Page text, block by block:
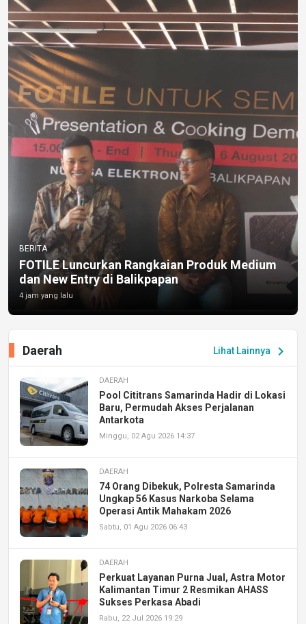
BERITA
FOTILE Luncurkan Rangkaian Produk Medium
dan New Entry di Balikpapan
4 jam yang lalu
Lihat Lainnya chevron_right
Daerah
DAERAH
Pool Cititrans Samarinda Hadir di Lokasi
Baru, Permudah Akses Perjalanan
Antarkota
Minggu, 02 Agu 2026 14:37
DAERAH
74 Orang Dibekuk, Polresta Samarinda
Ungkap 56 Kasus Narkoba Selama
Operasi Antik Mahakam 2026
Sabtu, 01 Agu 2026 06:43
DAERAH
Perkuat Layanan Purna Jual, Astra Motor
Kalimantan Timur 2 Resmikan AHASS
Sukses Perkasa Abadi
Rabu, 22 Jul 2026 19:29